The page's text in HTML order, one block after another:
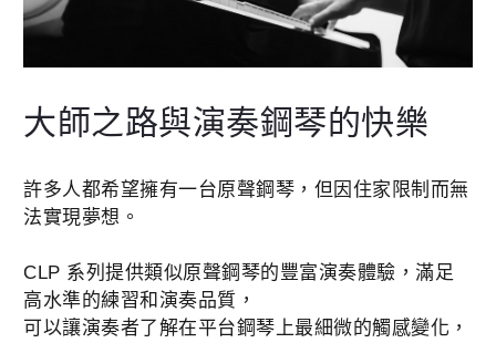
大師之路與演奏鋼琴的快樂
許多人都希望擁有一台原聲鋼琴，但因住家限制而無
法實現夢想。
CLP 系列提供類似原聲鋼琴的豐富演奏體驗，滿足
高水準的練習和演奏品質，
可以讓演奏者了解在平台鋼琴上最細微的觸感變化，